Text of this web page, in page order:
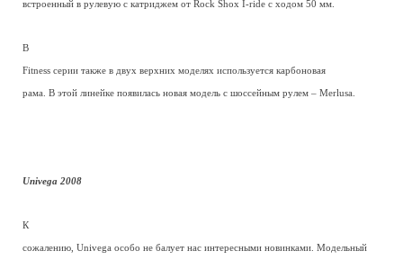
встроенный в рулевую с катриджем от Rock Shox I-ride с ходом 50 мм.
В
Fitness серии также в двух верхних моделях используется карбоновая
рама. В этой линейке появилась новая модель с шоссейным рулем – Merlusa.
Univega 2008
К
сожалению, Univega особо не балует нас интересными новинками. Модельный